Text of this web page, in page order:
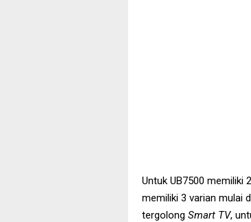
Untuk UB7500 memiliki
memiliki 3 varian mulai
tergolong Smart TV,